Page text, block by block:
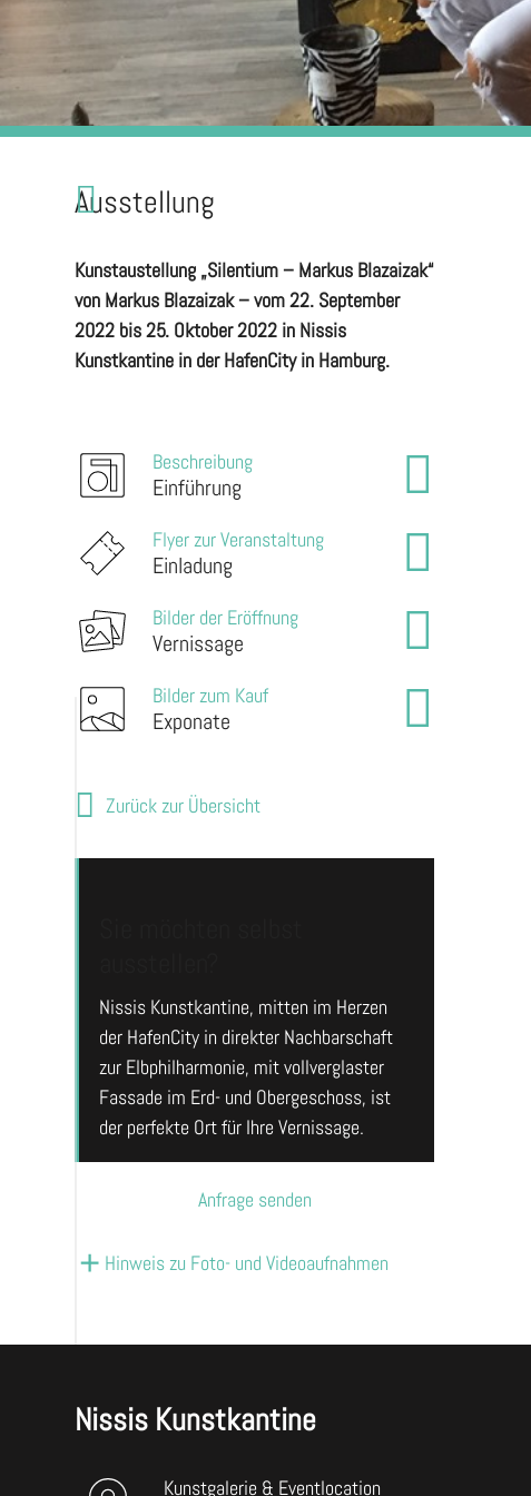
Ausstellung
Kunstaustellung „Silentium – Markus Blazaizak“
von Markus Blazaizak – vom 22. September
2022 bis 25. Oktober 2022 in Nissis
Kunstkantine in der HafenCity in Hamburg.
Beschreibung
Einführung
Flyer zur Veranstaltung
Einladung
Bilder der Eröffnung
Vernissage
Bilder zum Kauf
Exponate
Zurück zur Übersicht
Nissis Kunstkantine, mitten im Herzen
der HafenCity in direkter Nachbarschaft
zur Elbphilharmonie, mit vollverglaster
Fassade im Erd- und Obergeschoss, ist
der perfekte Ort für Ihre Vernissage.
Anfrage senden
Hinweis zu Foto- und Videoaufnahmen
Nissis Kunstkantine
Kunstgalerie & Eventlocation